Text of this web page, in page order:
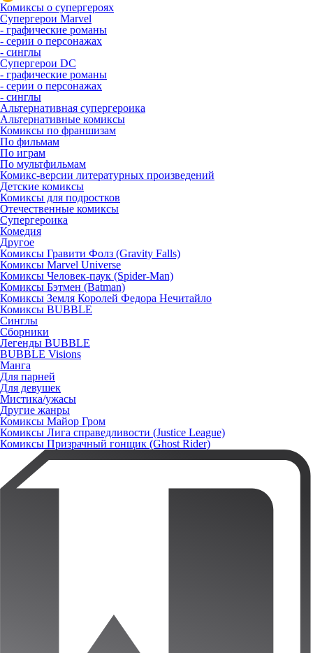
Комиксы о супергероях
Супергерои Marvel
- графические романы
- серии о персонажах
- синглы
Супергерои DC
- графические романы
- серии о персонажах
- синглы
Альтернативная супергероика
Альтернативные комиксы
Комиксы по франшизам
По фильмам
По играм
По мультфильмам
Комикс-версии литературных произведений
Детские комиксы
Комиксы для подростков
Отечественные комиксы
Супергероика
Комедия
Другое
Комиксы Гравити Фолз (Gravity Falls)
Комиксы Marvel Universe
Комиксы Человек-паук (Spider-Man)
Комиксы Бэтмен (Batman)
Комиксы Земля Королей Федора Нечитайло
Комиксы BUBBLE
Синглы
Сборники
Легенды BUBBLE
BUBBLE Visions
Манга
Для парней
Для девушек
Мистика/ужасы
Другие жанры
Комиксы Майор Гром
Комиксы Лига справедливости (Justice League)
Комиксы Призрачный гонщик (Ghost Rider)